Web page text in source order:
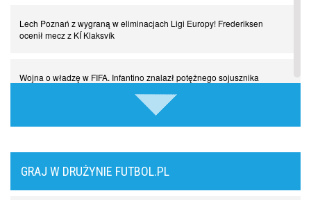
Finansowa rewolucja na San Siro. Czy powstanie nowa potęga?
Pocztówki z ćwierćfinałów. Liga Mistrzów wkracza w decydującą
Come together. Piłkarskie duety, za którymi tęsknimy. Część II
Lech Poznań z wygraną w eliminacjach Ligi Europy! Frederiksen
ocenił mecz z KÍ Klaksvík
Wojna o władzę w FIFA. Infantino znalazł potężnego sojusznika
Napięta atmosfera w Poznaniu. Kibice Lecha dosadnie zwrócili się
Chelsea dopina transfer lewego obrońcy za 21 milionów euro
GRAJ W DRUŻYNIE FUTBOL.PL